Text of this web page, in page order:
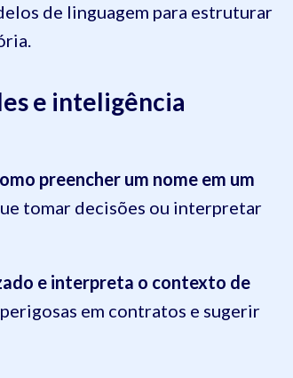
de linguagem para estruturar
e inteligência
preencher um nome em um
tomar decisões ou interpretar
e interpreta o contexto de
em contratos e sugerir